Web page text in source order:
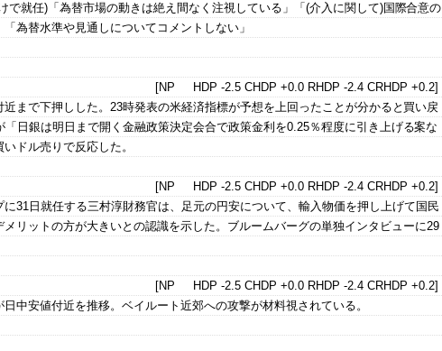
で就任)「為替市場の動きは絶え間なく注視している」「(介入に関して)国際合意の
為替水準や見通しについてコメントしない」
[NP HDP -2.5 CHDP +0.0 RHDP -2.4 CRHDP +0.2]
近まで下押しした。23時発表の米経済指標が予想を上回ったことが分かると買い戻
「日銀は明日まで開く金融政策決定会合で政策金利を0.25％程度に引き上げる案な
ドル売りで反応した。
[NP HDP -2.5 CHDP +0.0 RHDP -2.4 CRHDP +0.2]
に31日就任する三村淳財務官は、足元の円安について、輸入物価を押し上げて国民
リットの方が大きいとの認識を示した。ブルームバーグの単独インタビューに29
[NP HDP -2.5 CHDP +0.0 RHDP -2.4 CRHDP +0.2]
日中安値付近を推移。ベイルート近郊への攻撃が材料視されている。